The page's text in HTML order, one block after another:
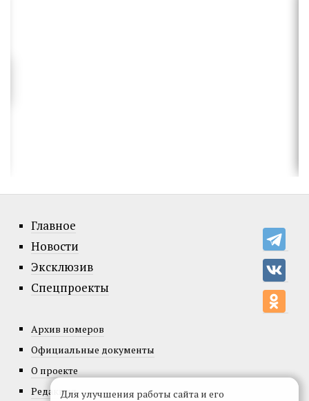
Главное
Новости
Эксклюзив
Спецпроекты
Архив номеров
Официальные документы
О проекте
РедакцияДля улучшения работы сайта и его